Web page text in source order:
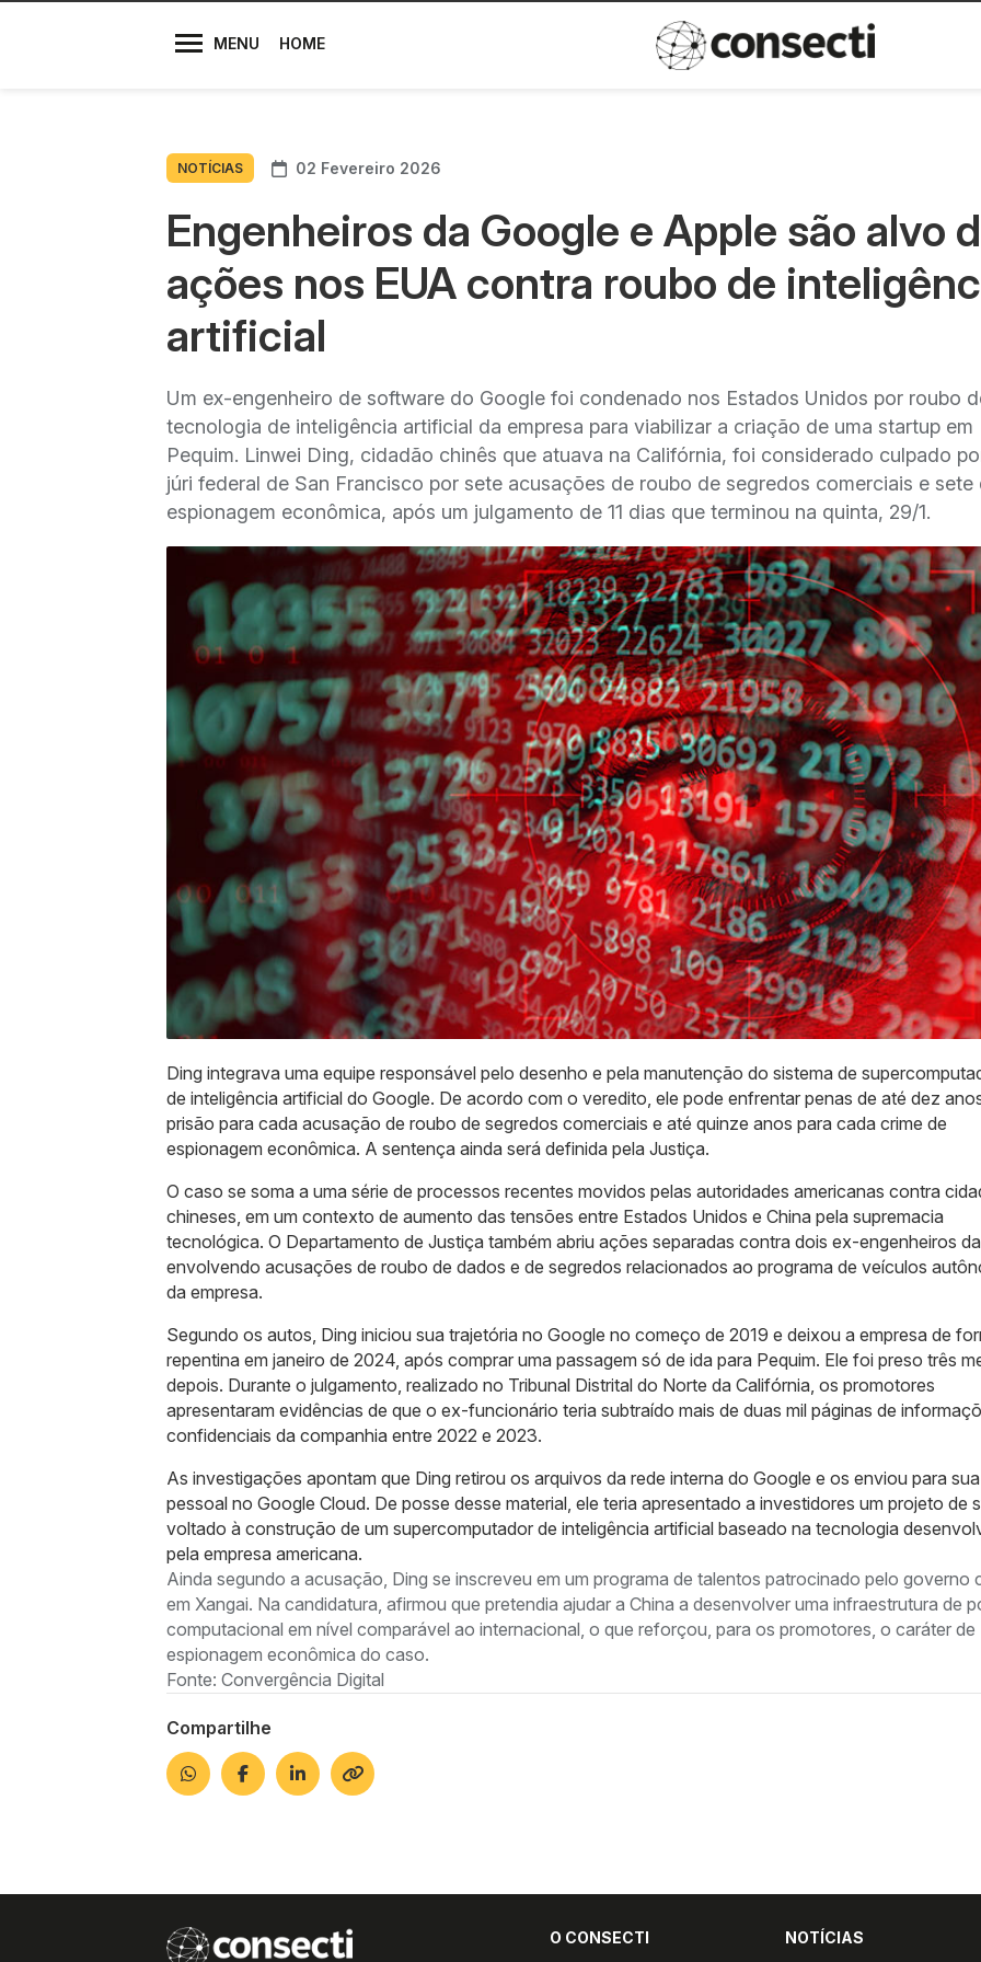
MENU HOME
Diretores
Política de
NOTÍCIAS 02 Fevereiro 2026
Engenheiros da Google e Apple são alvo
ações nos EUA contra roubo de
artificial
Um ex-engenheiro de software do Google foi condenado nos Estados Unidos por roubo
tecnologia de inteligência artificial da empresa para viabilizar a criação de uma startup em
Pequim. Linwei Ding, cidadão chinês que atuava na Califórnia, foi considerado culpado
júri federal de San Francisco por sete acusações de roubo de segredos comerciais e sete
espionagem econômica, após um julgamento de 11 dias que terminou na quinta, 29/1.
Ding integrava uma equipe responsável pelo desenho e pela manutenção do sistema de
de inteligência artificial do Google. De acordo com o veredito, ele pode enfrentar penas de até dez
prisão para cada acusação de roubo de segredos comerciais e até quinze anos para cada crime de
espionagem econômica. A sentença ainda será definida pela Justiça.
O caso se soma a uma série de processos recentes movidos pelas autoridades americanas contra
chineses, em um contexto de aumento das tensões entre Estados Unidos e China pela supremacia
tecnológica. O Departamento de Justiça também abriu ações separadas contra dois ex-engenheiros
envolvendo acusações de roubo de dados e de segredos relacionados ao programa de veículos
da empresa.
Segundo os autos, Ding iniciou sua trajetória no Google no começo de 2019 e deixou a empresa de
repentina em janeiro de 2024, após comprar uma passagem só de ida para Pequim. Ele foi preso três
depois. Durante o julgamento, realizado no Tribunal Distrital do Norte da Califórnia, os promotores
apresentaram evidências de que o ex-funcionário teria subtraído mais de duas mil páginas de
confidenciais da companhia entre 2022 e 2023.
As investigações apontam que Ding retirou os arquivos da rede interna do Google e os enviou para
pessoal no Google Cloud. De posse desse material, ele teria apresentado a investidores um projeto de
voltado à construção de um supercomputador de inteligência artificial baseado na tecnologia
pela empresa americana.
Ainda segundo a acusação, Ding se inscreveu em um programa de talentos patrocinado pelo governo
em Xangai. Na candidatura, afirmou que pretendia ajudar a China a desenvolver uma infraestrutura de
computacional em nível comparável ao internacional, o que reforçou, para os promotores, o caráter de
espionagem econômica do caso.
Fonte: Convergência Digital
Compartilhe
O CONSECTI NOTÍCIAS